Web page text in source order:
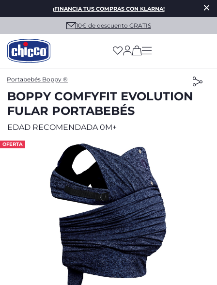
¡FINANCIA TUS COMPRAS CON KLARNA!
10€ de descuento GRATIS
(has more options
Portabebés Boppy ®
BOPPY COMFYFIT EVOLUTION
FULAR PORTABEBÉS
EDAD RECOMENDADA 0M+
OFERTA